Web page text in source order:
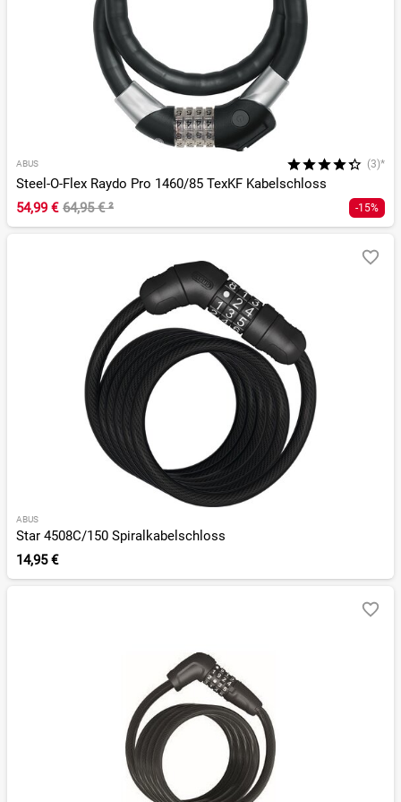
ABUS (3)*
Steel-O-Flex Raydo Pro 1460/85 TexKF Kabelschloss
54,99 € 64,95 €² -15%
ABUS
Star 4508C/150 Spiralkabelschloss
14,95 €